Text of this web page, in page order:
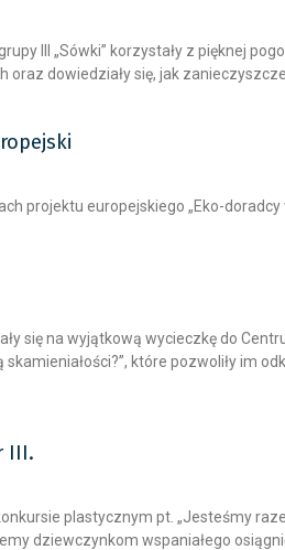
III „Sówki” korzystały z pięknej
dowiedziały się, jak
projektu europejskiego „Eko-
się na wyjątkową wycieczkę do
które pozwoliły im
III.
konkursie plastycznym pt. „Jesteśmy
dziewczynkom wspaniałego